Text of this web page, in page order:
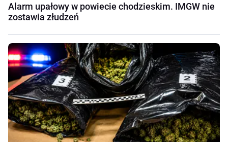
Alarm upałowy w powiecie chodzieskim. IMGW nie
zostawia złudzeń